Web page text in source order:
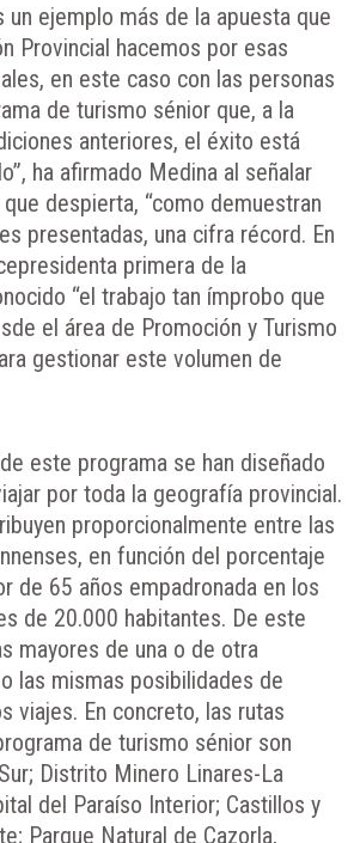
un ejemplo más de la apuesta que
Provincial hacemos por esas
en este caso con las personas
de turismo sénior que, a la
anteriores, el éxito está
ha afirmado Medina al señalar
despierta, “como demuestran
presentadas, una cifra récord. En
primera de la
“el trabajo tan ímprobo que
el área de Promoción y Turismo
gestionar este volumen de
este programa se han diseñado
por toda la geografía provincial.
proporcionalmente entre las
en función del porcentaje
de 65 años empadronada en los
de 20.000 habitantes. De este
mayores de una o de otra
las mismas posibilidades de
viajes. En concreto, las rutas
de turismo sénior son
Distrito Minero Linares-La
del Paraíso Interior; Castillos y
Parque Natural de Cazorla,